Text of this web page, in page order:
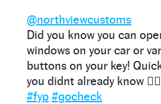
@northviewcustoms
Did you know you can
windows on your car or
buttons on your key!
you didnt already know
#fyp #gocheck